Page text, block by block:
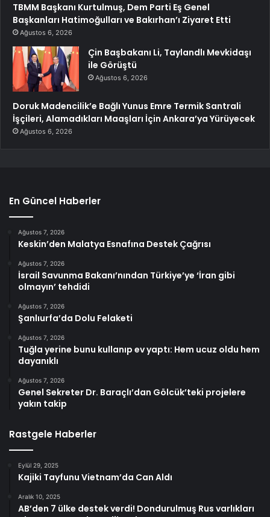
TBMM Başkanı Kurtulmuş, Dem Parti Eş Genel
Başkanları Hatimoğulları ve Bakırhan’ı Ziyaret Etti
Ağustos 6, 2026
Çin Başbakanı Li, Taylandlı Mevkidaşı
ile Görüştü
Ağustos 6, 2026
Doruk Madencilik’e Bağlı Yunus Emre Termik Santrali
İşçileri, Alamadıkları Maaşları İçin Ankara’ya Yürüyecek
Ağustos 6, 2026
En Güncel Haberler
Ağustos 7, 2026
Keskin’den Malatya Esnafına Destek Çağrısı
Ağustos 7, 2026
İsrail Savunma Bakanı’nından Türkiye’ye ‘İran gibi
olmayın’ tehdidi
Ağustos 7, 2026
Şanlıurfa’da Dolu Felaketi
Ağustos 7, 2026
Tuğla yerine bunu kullanıp ev yaptı: Hem ucuz oldu hem
dayanıklı
Ağustos 7, 2026
Genel Sekreter Dr. Baraçlı’dan Gölcük’teki projelere
yakın takip
Rastgele Haberler
Eylül 29, 2025
Kajiki Tayfunu Vietnam’da Can Aldı
Aralık 10, 2025
AB’den 7 ülke destek verdi! Dondurulmuş Rus varlıkları